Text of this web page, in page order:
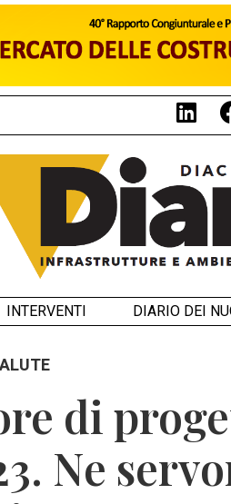
INTERVENTI DIARIO DEI
di
Ne